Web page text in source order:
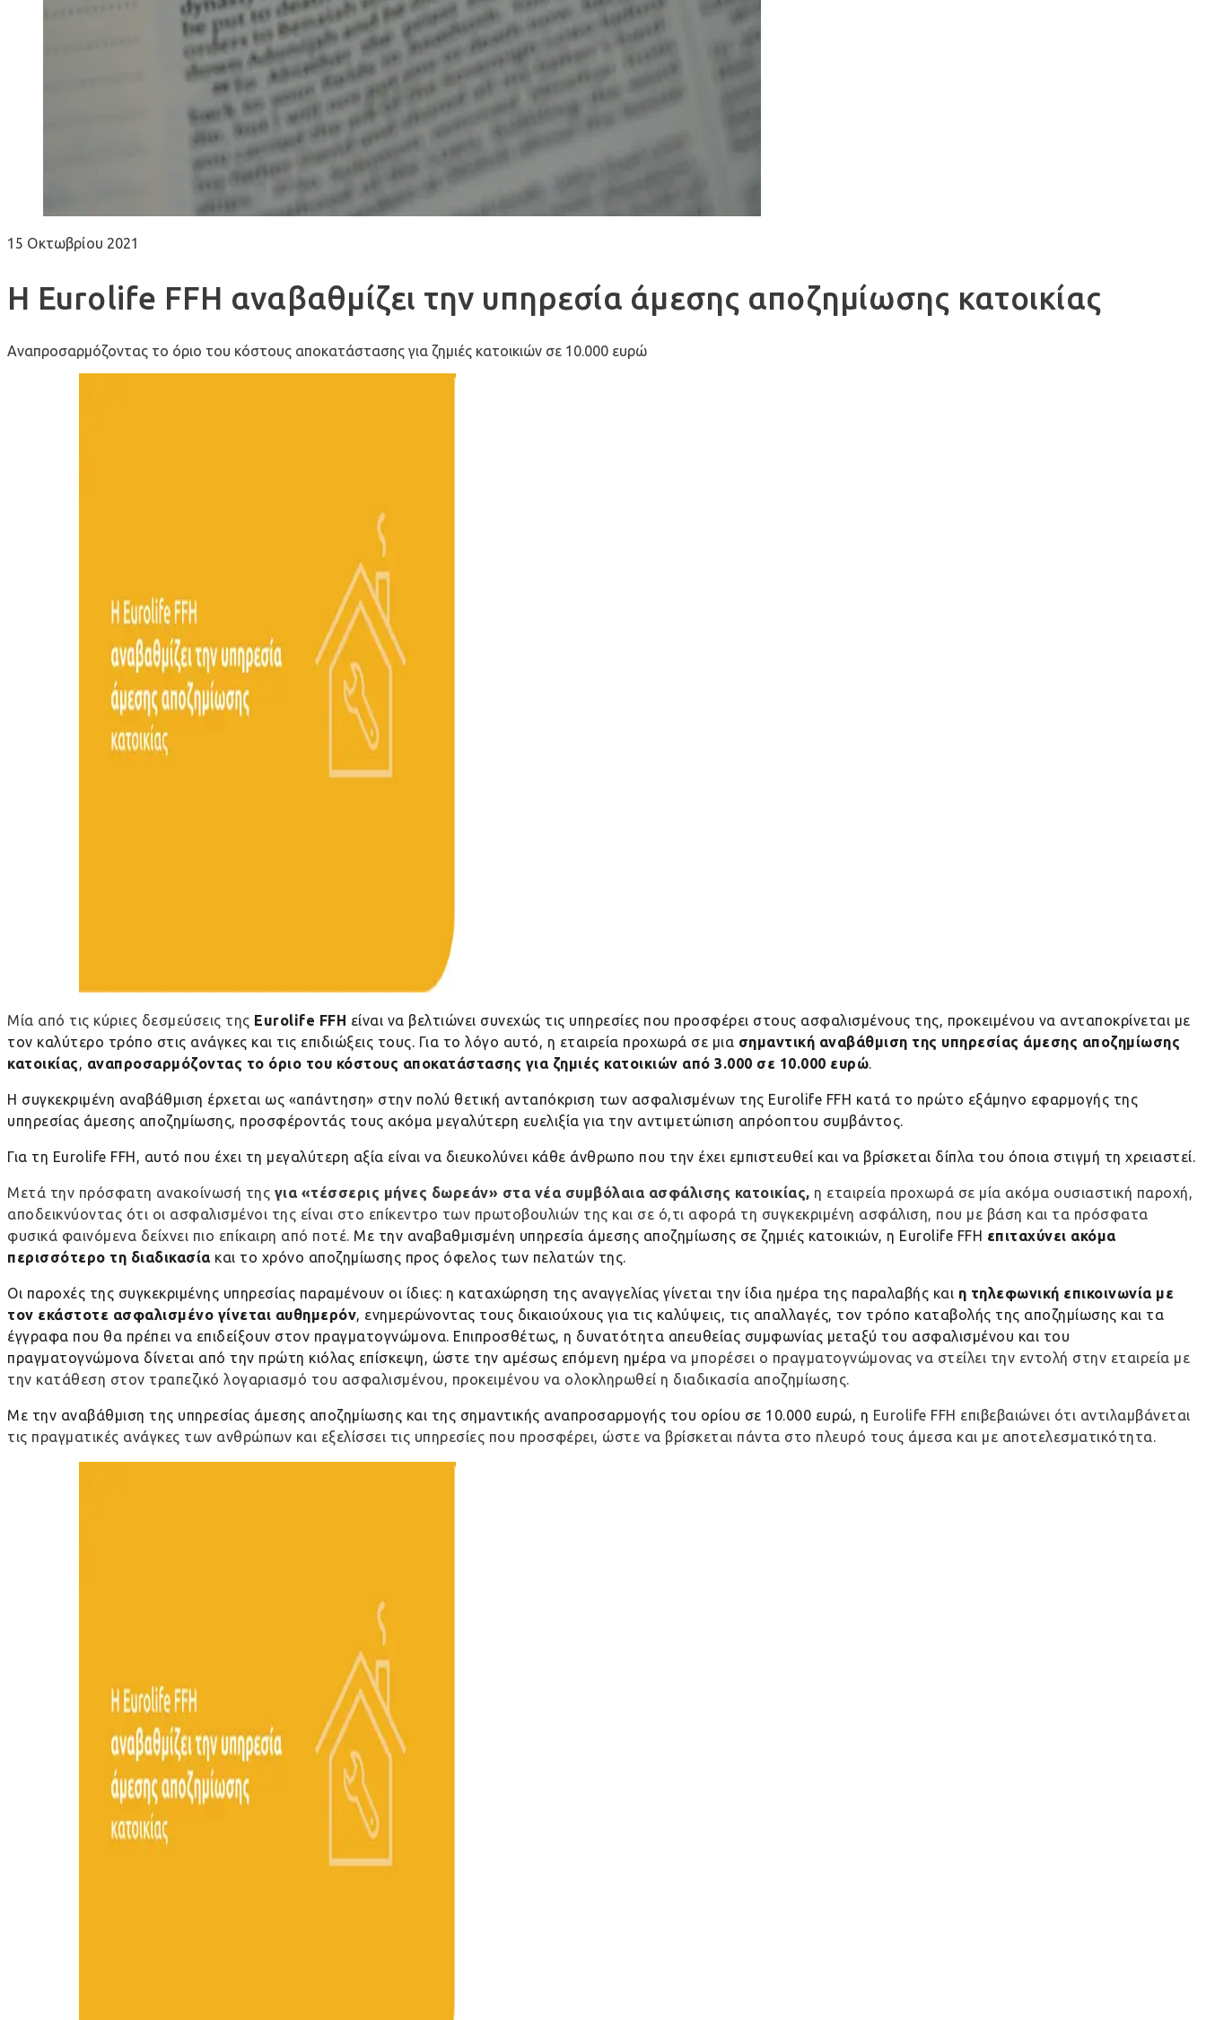
15 Οκτωβρίου 2021
Η Eurolife FFH αναβαθμίζει την υπηρεσία άμεσης αποζημίωσης κατοικίας
Αναπροσαρμόζοντας το όριο του κόστους αποκατάστασης για ζημιές κατοικιών σε 10.000 ευρώ
Μία από τις κύριες δεσμεύσεις της Eurolife FFH είναι να βελτιώνει συνεχώς τις υπηρεσίες που προσφέρει στους ασφαλισμένους της, προκειμένου να ανταποκρίνεται με
τον καλύτερο τρόπο στις ανάγκες και τις επιδιώξεις τους. Για το λόγο αυτό, η εταιρεία προχωρά σε μια σημαντική αναβάθμιση της υπηρεσίας άμεσης αποζημίωσης
κατοικίας, αναπροσαρμόζοντας το όριο του κόστους αποκατάστασης για ζημιές κατοικιών από 3.000 σε 10.000 ευρώ.
Η συγκεκριμένη αναβάθμιση έρχεται ως «απάντηση» στην πολύ θετική ανταπόκριση των ασφαλισμένων της Eurolife FFH κατά το πρώτο εξάμηνο εφαρμογής της
υπηρεσίας άμεσης αποζημίωσης, προσφέροντάς τους ακόμα μεγαλύτερη ευελιξία για την αντιμετώπιση απρόοπτου συμβάντος.
Για τη Eurolife FFH, αυτό που έχει τη μεγαλύτερη αξία είναι να διευκολύνει κάθε άνθρωπο που την έχει εμπιστευθεί και να βρίσκεται δίπλα του όποια στιγμή τη χρειαστεί.
Μετά την πρόσφατη ανακοίνωσή της για «τέσσερις μήνες δωρεάν» στα νέα συμβόλαια ασφάλισης κατοικίας, η εταιρεία προχωρά σε μία ακόμα ουσιαστική παροχή,
αποδεικνύοντας ότι οι ασφαλισμένοι της είναι στο επίκεντρο των πρωτοβουλιών της και σε ό,τι αφορά τη συγκεκριμένη ασφάλιση, που με βάση και τα πρόσφατα
φυσικά φαινόμενα δείχνει πιο επίκαιρη από ποτέ. Με την αναβαθμισμένη υπηρεσία άμεσης αποζημίωσης σε ζημιές κατοικιών, η Eurolife FFH επιταχύνει ακόμα
περισσότερο τη διαδικασίακαι το χρόνο αποζημίωσης προς όφελος των πελατών της.
Οι παροχές της συγκεκριμένης υπηρεσίας παραμένουν οι ίδιες: η καταχώρηση της αναγγελίας γίνεται την ίδια ημέρα της παραλαβής και η τηλεφωνική επικοινωνία με
τον εκάστοτε ασφαλισμένο γίνεται αυθημερόν, ενημερώνοντας τους δικαιούχους για τις καλύψεις, τις απαλλαγές, τον τρόπο καταβολής της αποζημίωσης και τα
έγγραφα που θα πρέπει να επιδείξουν στον πραγματογνώμονα. Επιπροσθέτως, η δυνατότητα απευθείας συμφωνίας μεταξύ του ασφαλισμένου και του
πραγματογνώμονα δίνεται από την πρώτη κιόλας επίσκεψη, ώστε την αμέσως επόμενη ημέρα να μπορέσει ο πραγματογνώμονας να στείλει την εντολή στην εταιρεία με
την κατάθεση στον τραπεζικό λογαριασμό του ασφαλισμένου, προκειμένου να ολοκληρωθεί η διαδικασία αποζημίωσης.
Με την αναβάθμιση της υπηρεσίας άμεσης αποζημίωσης και της σημαντικής αναπροσαρμογής του ορίου σε 10.000 ευρώ, η Eurolife FFH επιβεβαιώνει ότι αντιλαμβάνεται
τις πραγματικές ανάγκες των ανθρώπων και εξελίσσει τις υπηρεσίες που προσφέρει, ώστε να βρίσκεται πάντα στο πλευρό τους άμεσα και με αποτελεσματικότητα.